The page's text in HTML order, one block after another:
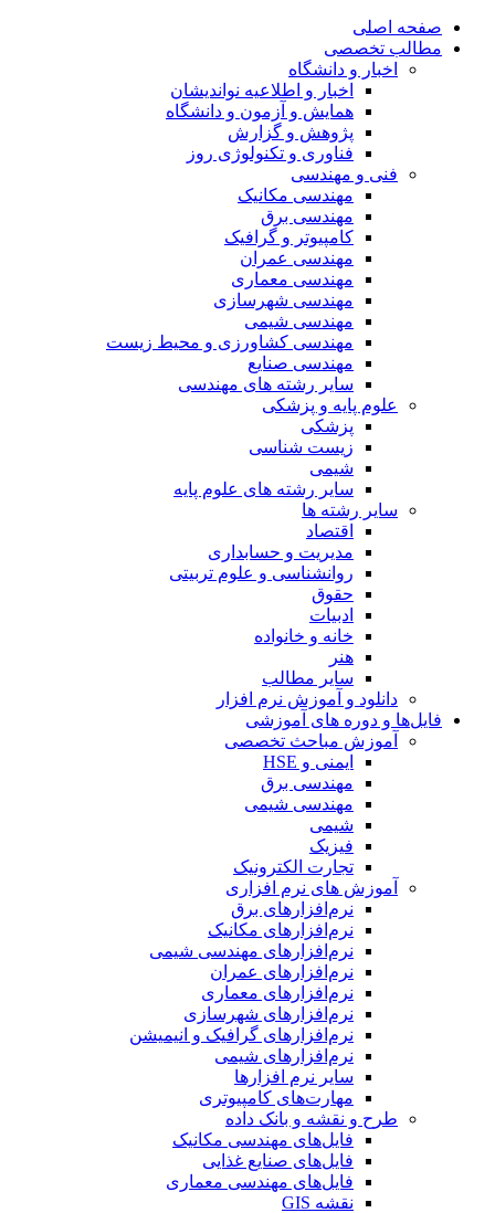
صفحه اصلی
مطالب تخصصی
اخبار و دانشگاه
اخبار و اطلاعیه نواندیشان
همایش و آزمون و دانشگاه
پژوهش و گزارش
فناوری و تکنولوژی روز
فنی و مهندسی
مهندسی مکانیک
مهندسی برق
کامپیوتر و گرافیک
مهندسی عمران
مهندسی معماری
مهندسی شهرسازی
مهندسی شیمی
مهندسی کشاورزی و محیط زیست
مهندسی صنایع
سایر رشته های مهندسی
علوم پایه و پزشکی
پزشکی
زیست شناسی
شیمی
سایر رشته های علوم پایه
سایر رشته ها
اقتصاد
مدیریت و حسابداری
روانشناسی و علوم تربیتی
حقوق
ادبیات
خانه و خانواده
هنر
سایر مطالب
دانلود و آموزش نرم افزار
فایل‌ها و دوره های آموزشی
آموزش مباحث تخصصی
ایمنی و HSE
مهندسی برق
مهندسی شیمی
شیمی
فیزیک
تجارت الکترونیک
آموزش های نرم افزاری
نرم‌افزارهای برق
نرم‌افزارهای مکانیک
نرم‌افزارهای مهندسی شیمی
نرم‌افزارهای عمران
نرم‌افزارهای معماری
نرم‌افزارهای شهرسازی
نرم‌افزارهای گرافیک و انیمیشن
نرم‌افزارهای شیمی
سایر نرم افزارها
مهارت‌های کامپیوتری
طرح و نقشه و بانک داده
فایل‌های مهندسی مکانیک
فایل‌های صنایع غذایی
فایل‌های مهندسی معماری
نقشه GIS